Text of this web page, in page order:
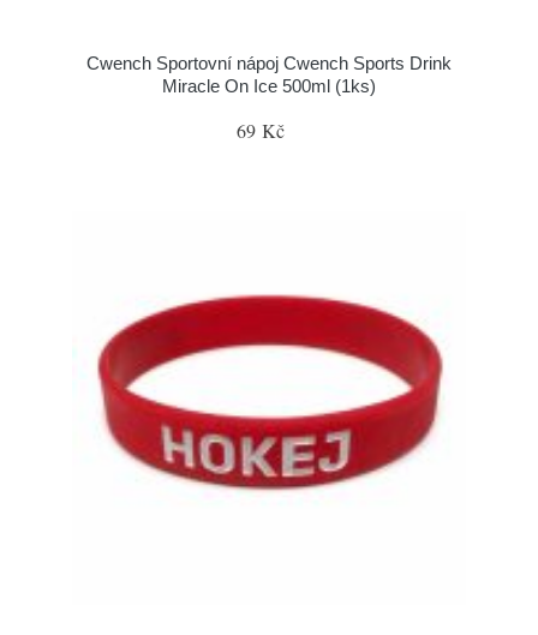
Cwench Sportovní nápoj Cwench Sports Drink
Miracle On Ice 500ml (1ks)
69 Kč